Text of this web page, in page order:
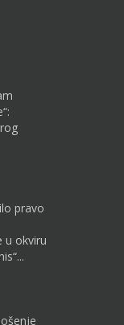
pravo
u okviru